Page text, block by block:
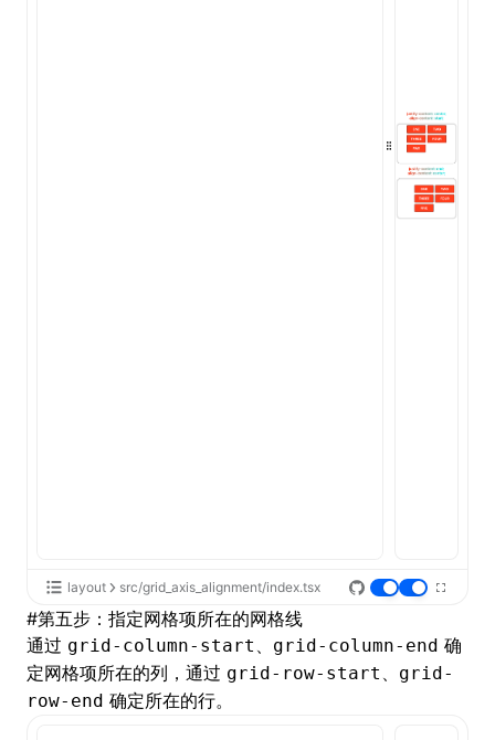
layout src/grid_axis_alignment/index.tsx
#第五步：指定网格项所在的网格线
通过 grid-column-start 、 grid-column-end 确
定网格项所在的列，通过 grid-row-start 、 grid-
row-end 确定所在的行。